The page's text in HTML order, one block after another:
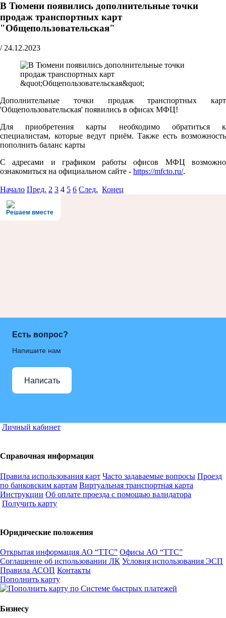
В Тюмени появились дополнительные точки
продаж транспортных карт
"Общепользовательская"
/ 24.12.2023
Дополнительные точки продаж транспортных карт
'Общепользовательская' появились в офисах МФЦ!
Для приобретения карты необходимо обратиться к
специалистам, которые ведут приём. Также есть возможность
пополнить баланс карты
С адресами и графиком работы офисов МФЦ возможно
ознакомиться на официальном сайте - https://mfcto.ru/.
Начало Пред. 2 3 4 5 6 След. Конец
Решаем вместе
Есть вопрос?
Напишите нам
Написать
Личный кабинет
Справочная информация
Правила использования карт Часто задаваемые вопросы Проезд
по банковским картам Виртуальная транспортная карта
Инструкции Об оплате проезда с помощью валидатора
Получить карту
Юридические положения
Открытая информация АО “ТТС” Офисы АО “ТТС”
Соглашение об использовании ЛК Условия использования ЭСП
Правила АСОП Контакты
Пополнить карту
Бизнесу